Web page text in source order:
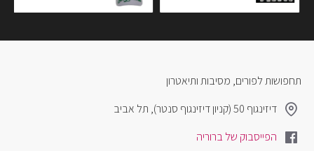
תחפושות לפורים, מסיבות ותיאטרון
דיזינגוף 50 (קניון דיזינגוף סנטר), תל אביב
הפייסבוק של ברוריה